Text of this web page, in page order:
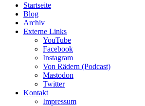
Startseite
Blog
Archiv
Externe Links
YouTube
Facebook
Instagram
Von Rädern (Podcast)
Mastodon
Twitter
Kontakt
Impressum